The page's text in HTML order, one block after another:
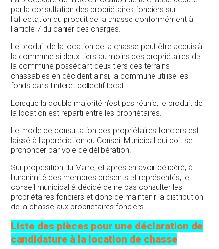
par la consultation des propriétaires fonciers sur
l'affectation du produit de la chasse conformément à
l'article 7 du cahier des charges.
Le produit de la location de la chasse peut être acquis à
la commune si deux tiers au moins des propriétaires de
la commune possédant deux tiers des terrains
chassables en décident ainsi, la commune utilise les
fonds dans l'intérêt collectif local.
Lorsque la double majorité n’est pas réunie, le produit de
la location est réparti entre les propriétaires.
Le mode de consultation des propriétaires fonciers est
laissé à l'appréciation du Conseil Municipal qui doit se
prononcer par voie de délibération.
Sur proposition du Maire, et après en avoir délibéré, à
l'unanimité des membres présents et représentés, le
conseil municipal à décidé de ne pas consulter les
propriétaires fonciers et donc de maintenir la distribution
de la chasse aux proprietaires fonciers.
Liste des pièces pour une déclaration de
candidature à la location de chasse